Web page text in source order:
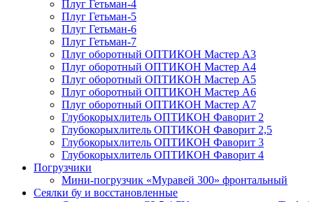
Плуг Гетьман-4
Плуг Гетьман-5
Плуг Гетьман-6
Плуг Гетьман-7
Плуг оборотный ОПТИКОН Мастер А3
Плуг оборотный ОПТИКОН Мастер А4
Плуг оборотный ОПТИКОН Мастер А5
Плуг оборотный ОПТИКОН Мастер А6
Плуг оборотный ОПТИКОН Мастер А7
Глубокорыхлитель ОПТИКОН Фаворит 2
Глубокорыхлитель ОПТИКОН Фаворит 2,5
Глубокорыхлитель ОПТИКОН Фаворит 3
Глубокорыхлитель ОПТИКОН Фаворит 4
Погрузчики
Мини-погрузчик «Муравей 300» фронтальный
Сеялки бу и восстановленные